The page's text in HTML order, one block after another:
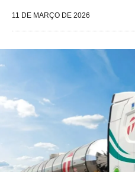
11 DE MARÇO DE 2026